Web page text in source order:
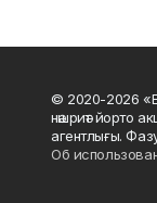
© 2020-2026
нәшриәт йорто
агентлығы.
Об